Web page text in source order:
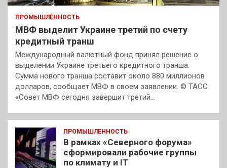
ПРОМЫШЛЕННОСТЬ
МВФ выделит Украине третий по счету
кредитный транш
Международный валютный фонд принял решение о
выделении Украине третьего кредитного транша.
Сумма нового транша составит около 880 миллионов
долларов, сообщает МВФ в своем заявлении. © ТАСС
«Совет МВФ сегодня завершит третий…
ПРОМЫШЛЕННОСТЬ
В рамках «Северного форума»
сформировали рабочие группы
по климату и IT